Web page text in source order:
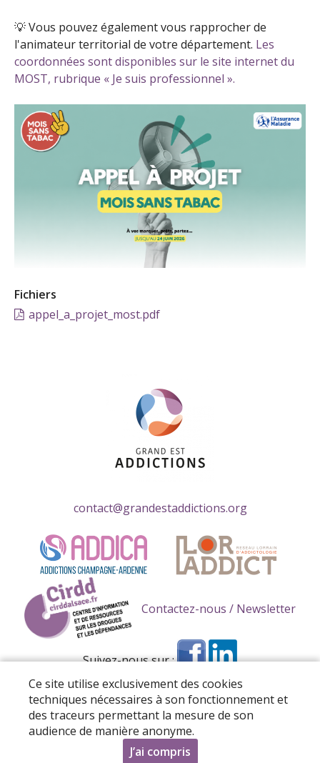
💡 Vous pouvez également vous rapprocher de
l'animateur territorial de votre département. Les
coordonnées sont disponibles sur le site internet du
MOST, rubrique « Je suis professionnel ».
Fichiers
appel_a_projet_most.pdf
contact@grandestaddictions.org
Contactez-nous / Newsletter
Suivez-nous sur :
Tous droits réservés 2026 Grand Est Addictions –
Ce site utilise exclusivement des cookies
techniques nécessaires à son fonctionnement et
des traceurs permettant la mesure de son
audience de manière anonyme.
J’ai compris